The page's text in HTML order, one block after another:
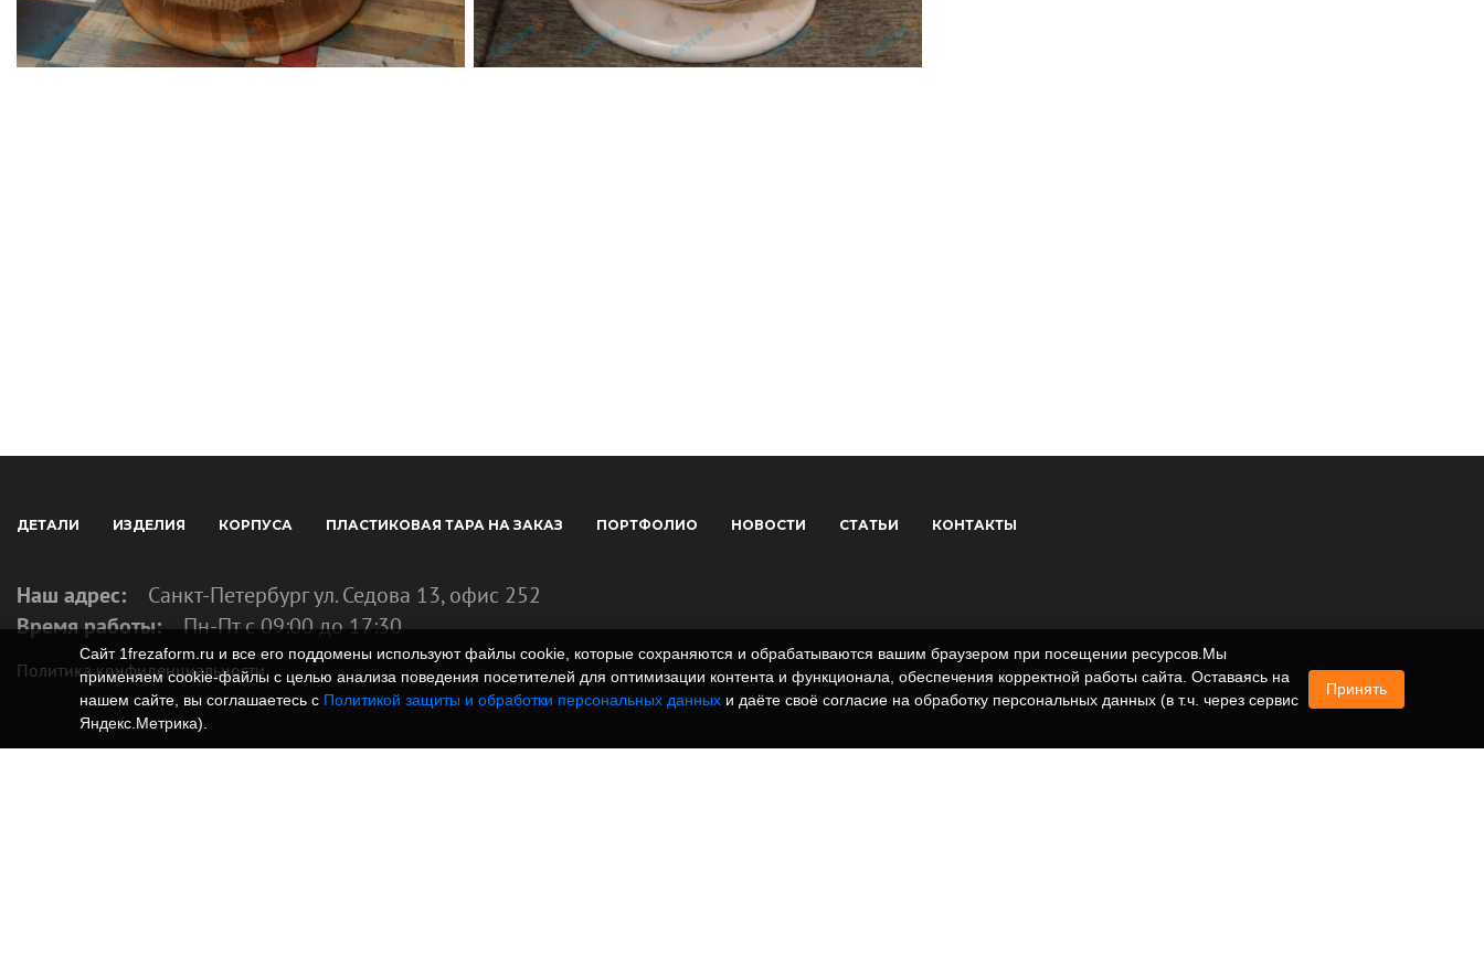
ДЕТАЛИ ИЗДЕЛИЯ КОРПУСА ПЛАСТИКОВАЯ ТАРА НА ЗАКАЗ ПОРТФОЛИО НОВОСТИ СТАТЬИ КОНТАКТЫ
Наш адрес:
Санкт-Петербург ул. Седова 13, офис 252
Время работы: Пн-Пт с 09:00 до 17:30
Политика конфиденциальности
Сайт 1frezaform.ru и все его поддомены используют файлы cookie, которые сохраняются и обрабатываются вашим браузером при посещении ресурсов.Мы
применяем cookie‑файлы с целью анализа поведения посетителей для оптимизации контента и функционала, обеспечения корректной работы сайта. Оставаясь на
нашем сайте, вы соглашаетесь с Политикой защиты и обработки персональных данных и даёте своё согласие на обработку персональных данных (в т.ч. через сервис
Яндекс.Метрика).
Принять